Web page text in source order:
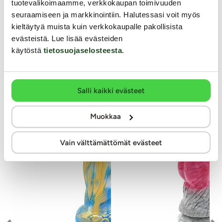
tuotevalikoimaamme, verkkokaupan toimivuuden
seuraamiseen ja markkinointiin. Halutessasi voit myös
kieltäytyä muista kuin verkkokaupalle pakollisista
evästeistä. Lue lisää evästeiden
käytöstä tietosuojaselosteesta.
Salli kaikki evästeet
Muokkaa
Vain välttämättömät evästeet
19.99 € 47.99 €
Muut asiakkaat ostivat